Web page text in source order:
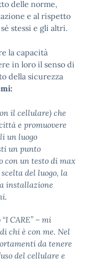
delle norme,
e al rispetto
stessi e gli altri.
la capacità
in loro il senso di
della sicurezza
il cellulare) che
e promuovere
un luogo
un punto
con un testo di max
del luogo, la
installazione
CARE” – mi
chi è con me. Nel
da tenere
del cellulare e